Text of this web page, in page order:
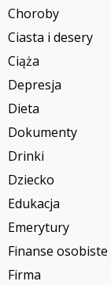
Choroby
Ciasta i desery
Ciąża
Depresja
Dieta
Dokumenty
Drinki
Dziecko
Edukacja
Emerytury
Finanse osobiste
Firma